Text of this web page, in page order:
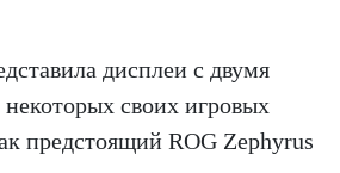
дисплеи с двумя
своих игровых
предстоящий ROG Zephyrus